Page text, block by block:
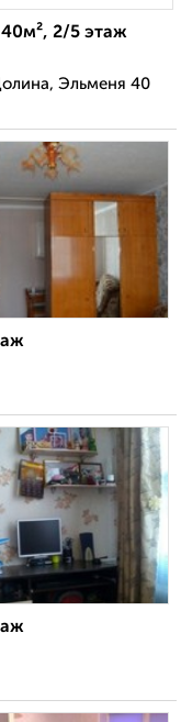
2/5 этаж
Эльменя 40